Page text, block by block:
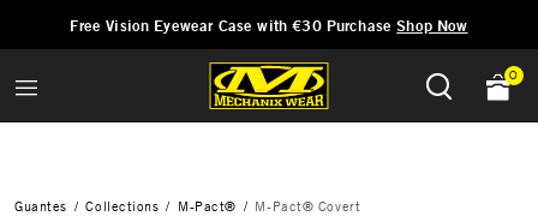
Free Vision Eyewear Case with €30 PurchaseShop Now
0
Guantes Collections M-Pact® M-Pact® Covert
Añadido a Gestionar Lista de Deseos